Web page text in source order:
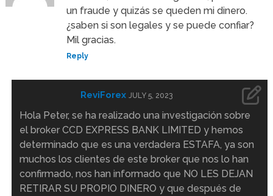
un fraude y quizás se queden mi dinero.
¿saben si son legales y se puede confiar?
Mil gracias.
Reply
ReviForex JULY 5, 2023
Hola Peter, se ha realizado una investigación sobre
el broker CCD EXPRESS BANK LIMITED y hemos
determinado que es una verdadera ESTAFA, ya son
muchos los clientes de este broker que nos lo han
confirmado, nos han informado que NO LES DEJAN
RETIRAR SU PROPIO DINERO y que después de